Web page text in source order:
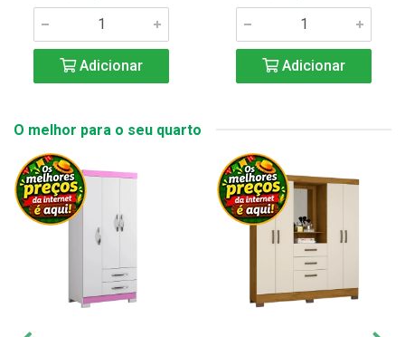
Adicionar Adicionar
O melhor para o seu quarto